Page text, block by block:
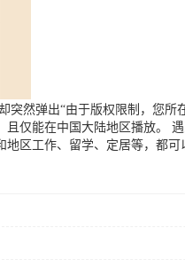
然弹出“由于版权限制，您所
仅能在中国大陆地区播放。
区工作、留学、定居等，都可